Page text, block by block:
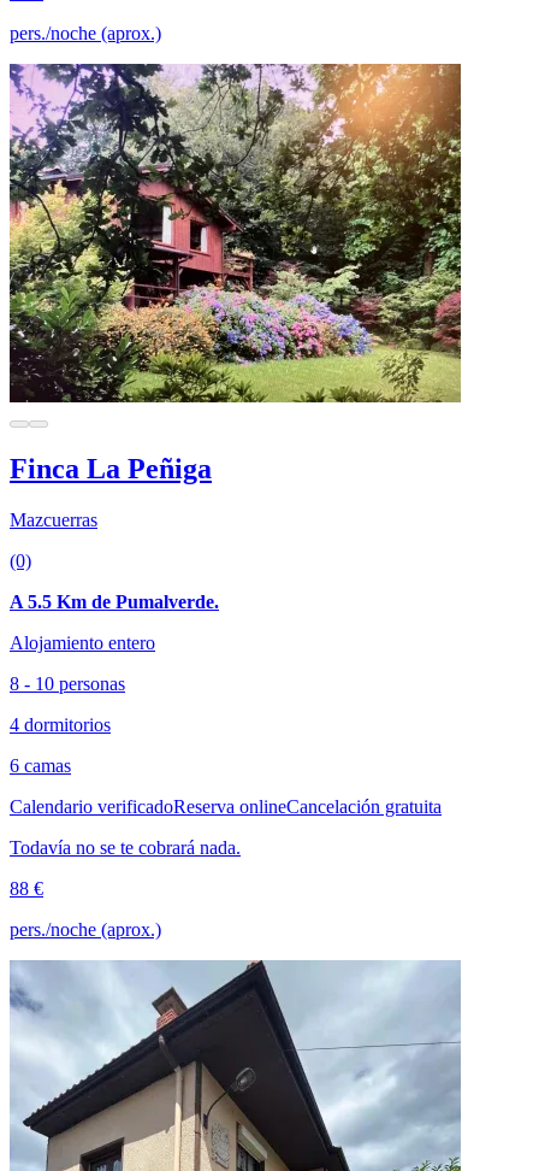
pers./noche (aprox.)
Finca La Peñiga
Mazcuerras
(0)
A 5.5 Km de Pumalverde.
Alojamiento entero
8 - 10 personas
4 dormitorios
6 camas
Calendario verificadoReserva onlineCancelación gratuita
Todavía no se te cobrará nada.
88 €
pers./noche (aprox.)